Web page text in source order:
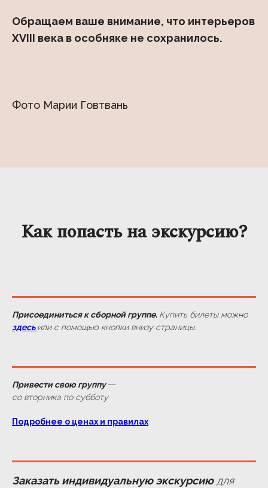
Обращаем ваше внимание, что интерьеров
XVIII века в особняке не сохранилось.
Фото Марии Говтвань
Как попасть на экскурсию?
Присоединиться к сборной группе. Купить билеты можно
здесьили с помощью кнопки внизу страницы.
Привести свою группу—
со вторника по субботу
Подробнее о ценах и правилах
Заказать индивидуальную экскурсиюдля